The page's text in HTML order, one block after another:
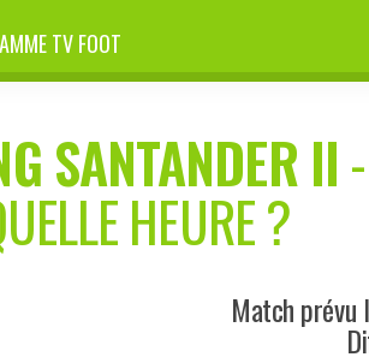
TV FOOT
SANTANDER II-
HEURE ?
Match prévu